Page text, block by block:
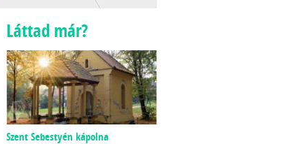
Láttad már?
Szent Sebestyén kápolna